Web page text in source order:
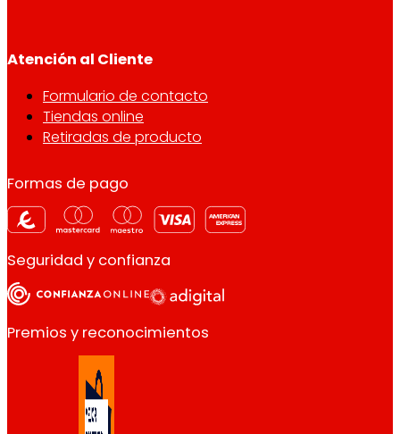
Atención al Cliente
Formulario de contacto
Tiendas online
Retiradas de producto
Formas de pago
Seguridad y confianza
Premios y reconocimientos